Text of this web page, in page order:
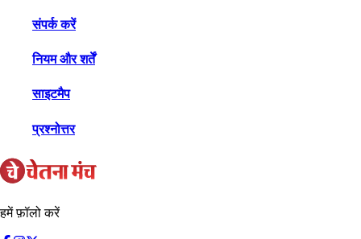
संपर्क करें
नियम और शर्तें
साइटमैप
प्रश्नोत्तर
हमें फ़ॉलो करें